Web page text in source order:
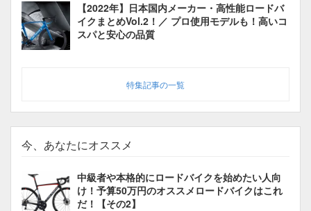
【2022年】日本国内メーカー・高性能ロードバ
イクまとめVol.2！／ プロ使用モデルも！高いコ
スパと安心の品質
特集記事の一覧
今、あなたにオススメ
中級者や本格的にロードバイクを始めたい人向
け！予算50万円のオススメロードバイクはこれ
だ！【その2】